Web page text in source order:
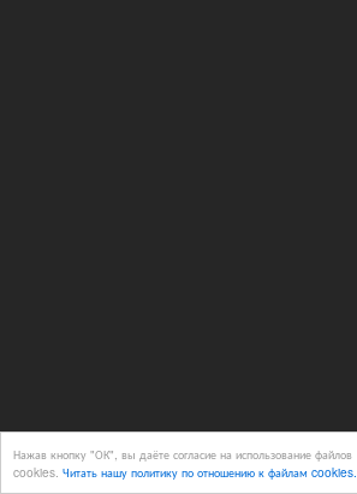
Нажав кнопку "ОК", вы даёте согласие на использование файлов
cookies. Читать нашу политику по отношению к файлам cookies.